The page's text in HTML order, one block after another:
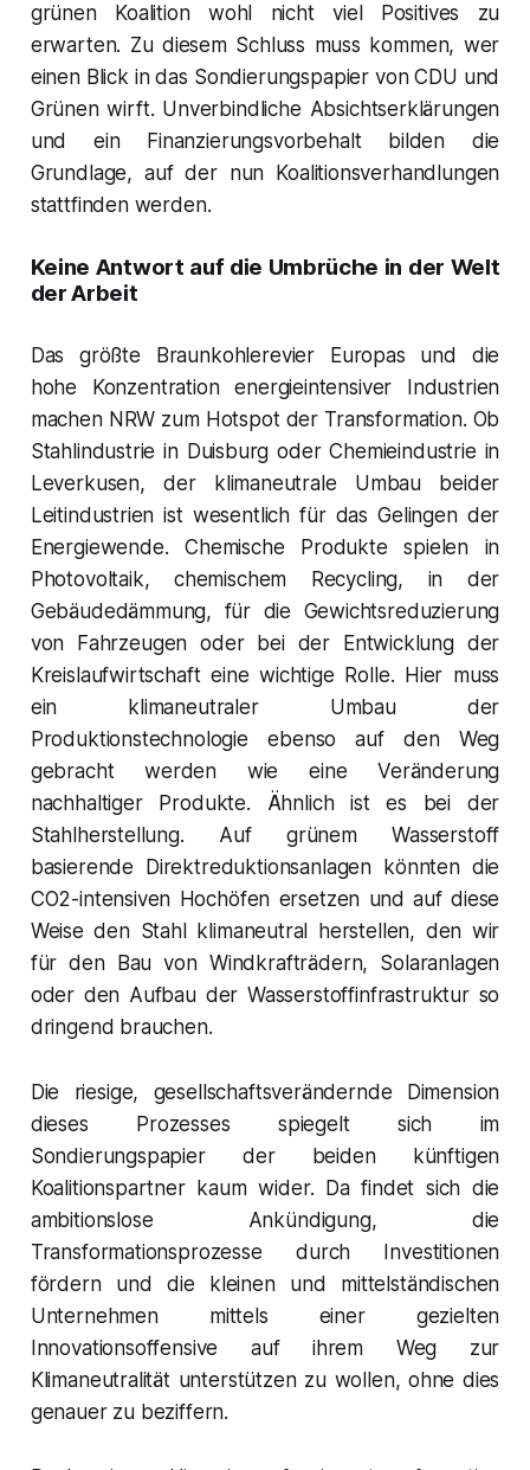
grünen Koalition wohl nicht viel Positives zu
erwarten. Zu diesem Schluss muss kommen, wer
einen Blick in das Sondierungspapier von CDU und
Grünen wirft. Unverbindliche Absichtserklärungen
und ein Finanzierungsvorbehalt bilden die
Grundlage, auf der nun Koalitionsverhandlungen
stattfinden werden.
Keine Antwort auf die Umbrüche in der Welt
der Arbeit
Das größte Braunkohlerevier Europas und die
hohe Konzentration energieintensiver Industrien
machen NRW zum Hotspot der Transformation. Ob
Stahlindustrie in Duisburg oder Chemieindustrie in
Leverkusen, der klimaneutrale Umbau beider
Leitindustrien ist wesentlich für das Gelingen der
Energiewende. Chemische Produkte spielen in
Photovoltaik, chemischem Recycling, in der
Gebäudedämmung, für die Gewichtsreduzierung
von Fahrzeugen oder bei der Entwicklung der
Kreislaufwirtschaft eine wichtige Rolle. Hier muss
ein klimaneutraler Umbau der
Produktionstechnologie ebenso auf den Weg
gebracht werden wie eine Veränderung
nachhaltiger Produkte. Ähnlich ist es bei der
Stahlherstellung. Auf grünem Wasserstoff
basierende Direktreduktionsanlagen könnten die
CO2-intensiven Hochöfen ersetzen und auf diese
Weise den Stahl klimaneutral herstellen, den wir
für den Bau von Windkrafträdern, Solaranlagen
oder den Aufbau der Wasserstoffinfrastruktur so
dringend brauchen.
Die riesige, gesellschaftsverändernde Dimension
dieses Prozesses spiegelt sich im
Sondierungspapier der beiden künftigen
Koalitionspartner kaum wider. Da findet sich die
ambitionslose Ankündigung, die
Transformationsprozesse durch Investitionen
fördern und die kleinen und mittelständischen
Unternehmen mittels einer gezielten
Innovationsoffensive auf ihrem Weg zur
Klimaneutralität unterstützen zu wollen, ohne dies
genauer zu beziffern.